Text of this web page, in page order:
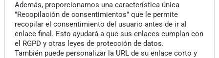
Además, proporcionamos una característica única
"Recopilación de consentimientos" que le permite
recopilar el consentimiento del usuario antes de ir al
enlace final. Esto ayudará a que sus enlaces cumplan con
el RGPD y otras leyes de protección de datos.
También puede personalizar la URL de su enlace corto y